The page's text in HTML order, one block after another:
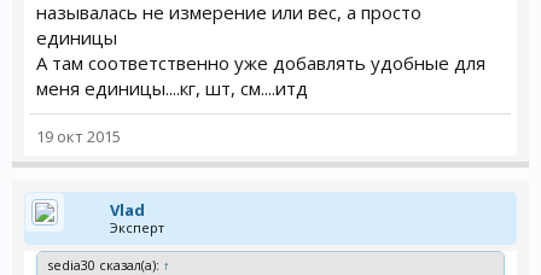
называлась не измерение или вес, а просто
единицы
А там соответственно уже добавлять удобные для
меня единицы....кг, шт, см....итд
19 окт 2015
Vlad
Эксперт
sedia30 сказал(а): ↑